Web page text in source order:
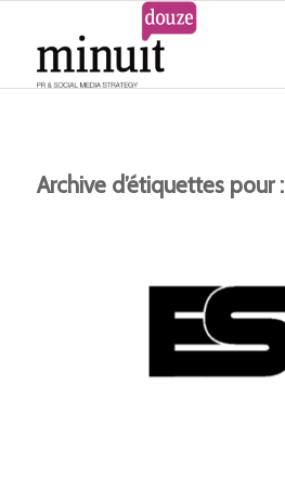
Archive d’étiquettes pour :